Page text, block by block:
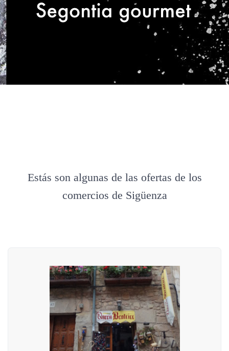
Estás son algunas de las ofertas de los
comercios de Sigüenza